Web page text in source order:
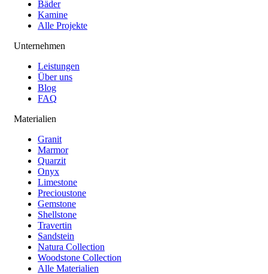
Bäder
Kamine
Alle Projekte
Unternehmen
Leistungen
Über uns
Blog
FAQ
Materialien
Granit
Marmor
Quarzit
Onyx
Limestone
Precioustone
Gemstone
Shellstone
Travertin
Sandstein
Natura Collection
Woodstone Collection
Alle Materialien